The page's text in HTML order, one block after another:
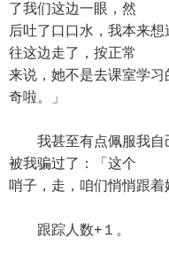
了我们这边一眼，然
后吐了口口水，我本来
往这边走了，按正常
来说，她不是去课室学
奇啦。」
我甚至有点佩服我自
被我骗过了：「这个
哨子，走，咱们悄悄跟着
跟踪人数+１。